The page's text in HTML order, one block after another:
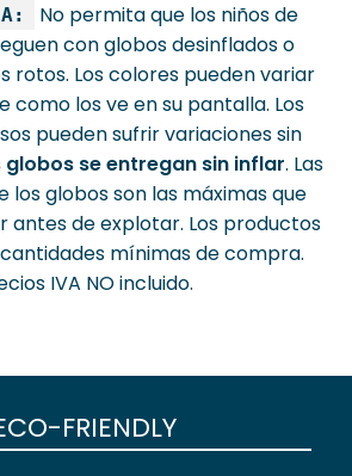
No permita que los niños de
con globos desinflados o
rotos. Los colores pueden variar
como los ve en su pantalla. Los
pueden sufrir variaciones sin
globos se entregan sin inflar. Las
los globos son las máximas que
antes de explotar. Los productos
mínimas de compra.
IVA NO incluido.
FRIENDLY